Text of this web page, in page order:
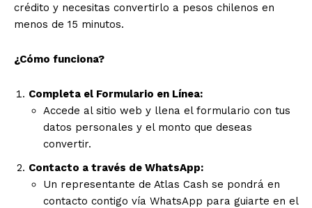
crédito y necesitas convertirlo a pesos chilenos en
menos de 15 minutos.
¿Cómo funciona?
Completa el Formulario en Línea:
Accede al sitio web y llena el formulario con tus
datos personales y el monto que deseas
convertir.
Contacto a través de WhatsApp:
Un representante de Atlas Cash se pondrá en
contacto contigo vía WhatsApp para guiarte en el